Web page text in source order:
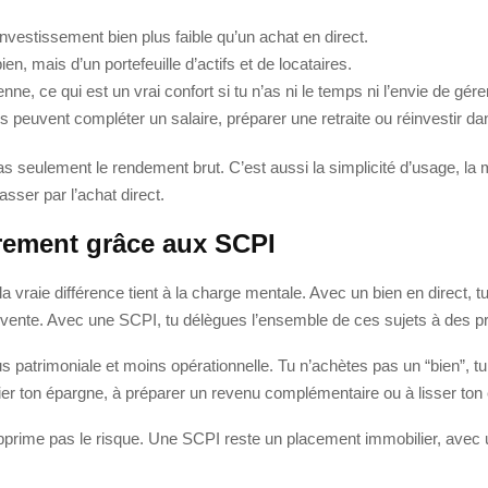
bien plus faible qu’un achat en direct.
mais d’un portefeuille d’actifs et de locataires.
ce qui est un vrai confort si tu n’as ni le temps ni l’envie de
peuvent compléter un salaire, préparer une retraite ou réinvestir
seulement le rendement brut. C’est aussi la simplicité d’usage,
par l’achat direct.
grâce aux SCPI
vraie différence tient à la charge mentale. Avec un bien en direct,
Avec une SCPI, tu délègues l’ensemble de ces sujets à des
patrimoniale et moins opérationnelle. Tu n’achètes pas un “bien”,
ton épargne, à préparer un revenu complémentaire ou à lisser ton
pas le risque. Une SCPI reste un placement immobilier, avec